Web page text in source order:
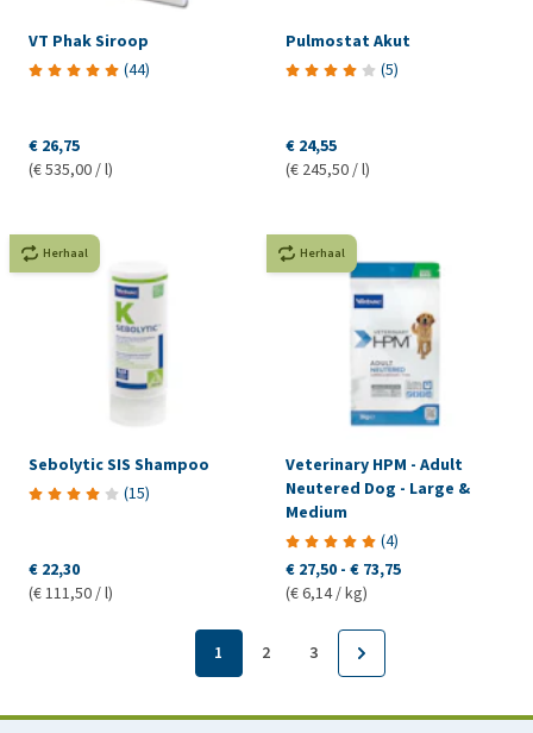
VT Phak Siroop
(44)
€ 26,75
(€ 535,00 / l)
Pulmostat Akut
(5)
€ 24,55
(€ 245,50 / l)
Herhaal
Sebolytic SIS Shampoo
(15)
€ 22,30
(€ 111,50 / l)
Herhaal
Veterinary HPM - Adult
Neutered Dog - Large &
Medium
(4)
€ 27,50 - € 73,75
(€ 6,14 / kg)
1 2 3